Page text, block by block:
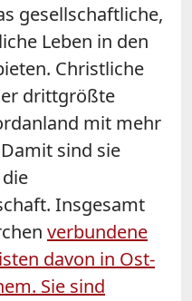
gesellschaftliche,
Leben in den
Christliche
drittgrößte
mit mehr
sind sie
Insgesamt
verbundene
davon in Ost-
Sie sind